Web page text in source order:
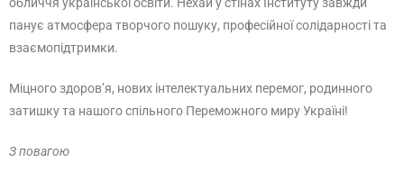
панує атмосфера творчого пошуку, професійної солідарності та
взаємопідтримки.
Міцного здоров’я, нових інтелектуальних перемог, родинного
затишку та нашого спільного Переможного миру Україні!
З повагою